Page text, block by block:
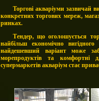
Торгові акваріуми зазвичай
конкретних торгових мереж,
ринках.
Тендер, що оголошується
найбільш економічно
найдешевший варіант може
морепродуктів та комфортні
супермаркетів акваріум стає